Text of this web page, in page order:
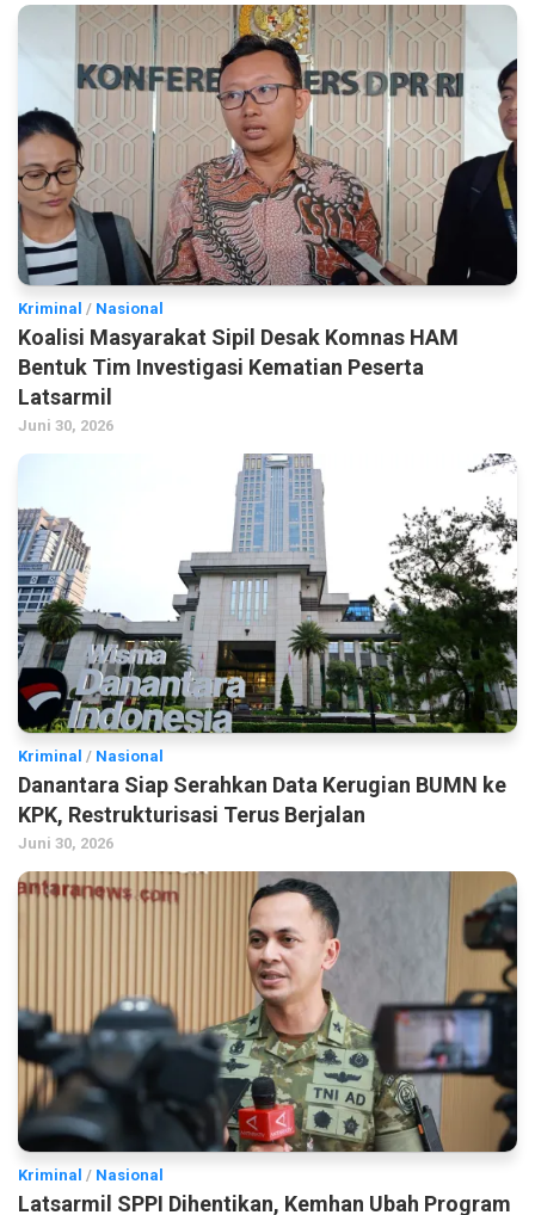
Kriminal / Nasional
Koalisi Masyarakat Sipil Desak Komnas HAM
Bentuk Tim Investigasi Kematian Peserta
Latsarmil
Juni 30, 2026
Kriminal / Nasional
Danantara Siap Serahkan Data Kerugian BUMN ke
KPK, Restrukturisasi Terus Berjalan
Juni 30, 2026
Kriminal / Nasional
Latsarmil SPPI Dihentikan, Kemhan Ubah Program